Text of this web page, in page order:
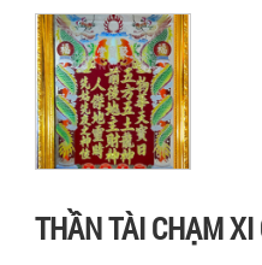
THẦN TÀI CHẠM XI